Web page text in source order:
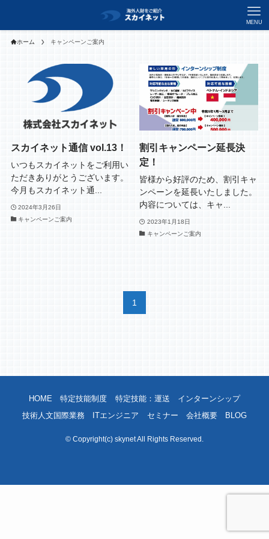
MENU
ホーム キャンペーンご案内
スカイネット通信 vol.13！
いつもスカイネットをご利用い
ただきありがとうございます。
今月もスカイネット通...
2024年3月26日
キャンペーンご案内
割引キャンペーン延長決
定！
皆様から好評のため、割引キャ
ンペーンを延長いたしました。
内容については、キャ...
2023年1月18日
キャンペーンご案内
1
HOME 特定技能制度 特定技能：運送
インターンシップ
技術人文国際業務
ITエンジニア セミナー 会社概要 BLOG
© Copyright(c) skynet All Rights Reserved.